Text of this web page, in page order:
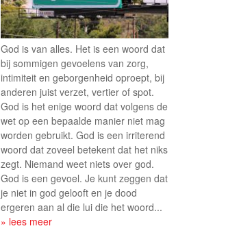
God is van alles. Het is een woord dat
bij sommigen gevoelens van zorg,
intimiteit en geborgenheid oproept, bij
anderen juist verzet, vertier of spot.
God is het enige woord dat volgens de
wet op een bepaalde manier niet mag
worden gebruikt. God is een irriterend
woord dat zoveel betekent dat het niks
zegt. Niemand weet niets over god.
God is een gevoel. Je kunt zeggen dat
je niet in god gelooft en je dood
ergeren aan al die lui die het woord...
» lees meer